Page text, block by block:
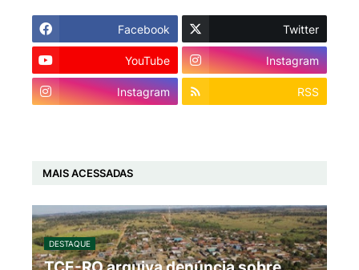
Facebook Twitter
YouTube Instagram
Instagram RSS
MAIS ACESSADAS
DESTAQUE